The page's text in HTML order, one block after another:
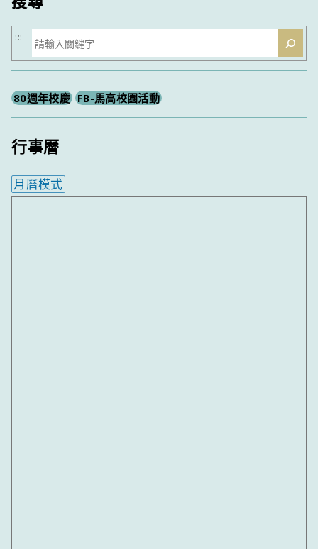
搜
尋
:::
80週年校慶 FB-馬高校園活動
行事曆
月曆模式